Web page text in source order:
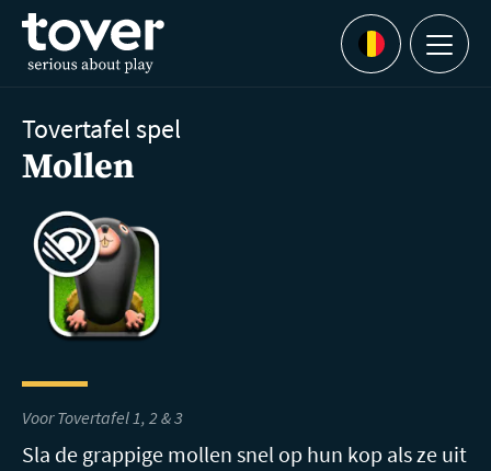
Ga naar hoofdinhoud
Languages
Menu
Tovertafel spel
Mollen
Voor Tovertafel 1, 2 & 3
Sla de grappige mollen snel op hun kop als ze uit